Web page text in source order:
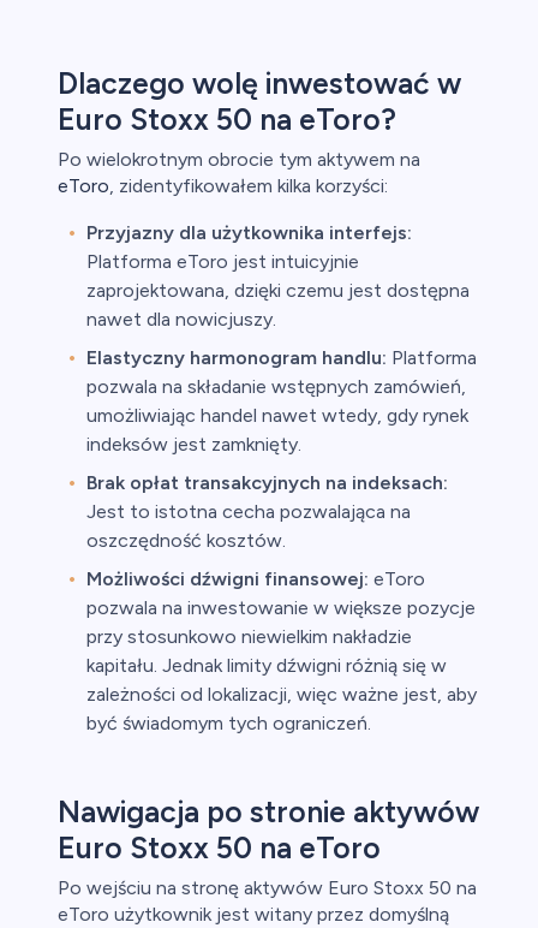
Dlaczego wolę inwestować w
Euro Stoxx 50 na eToro?
Po wielokrotnym obrocie tym aktywem na
eToro, zidentyfikowałem kilka korzyści:
Przyjazny dla użytkownika interfejs:
Platforma eToro jest intuicyjnie
zaprojektowana, dzięki czemu jest dostępna
nawet dla nowicjuszy.
Elastyczny harmonogram handlu: Platforma
pozwala na składanie wstępnych zamówień,
umożliwiając handel nawet wtedy, gdy rynek
indeksów jest zamknięty.
Brak opłat transakcyjnych na indeksach:
Jest to istotna cecha pozwalająca na
oszczędność kosztów.
Możliwości dźwigni finansowej: eToro
pozwala na inwestowanie w większe pozycje
przy stosunkowo niewielkim nakładzie
kapitału. Jednak limity dźwigni różnią się w
zależności od lokalizacji, więc ważne jest, aby
być świadomym tych ograniczeń.
Nawigacja po stronie aktywów
Euro Stoxx 50 na eToro
Po wejściu na stronę aktywów Euro Stoxx 50 na
eToro użytkownik jest witany przez domyślną